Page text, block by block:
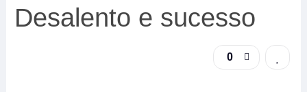
Desalento e sucesso
0